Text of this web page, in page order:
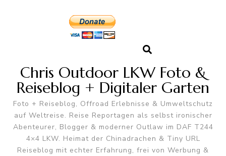
Chris Outdoor LKW Foto &
Reiseblog + Digitaler Garten
Foto + Reiseblog, Offroad Erlebnisse & Umweltschutz
auf Weltreise. Reise Reportagen als selbst ironischer
Abenteurer, Blogger & moderner Outlaw im DAF T244
4×4 LKW. Heimat der Chinadrachen & Tiny URL
Reiseblog mit echter Erfahrung, frei von Werbung &